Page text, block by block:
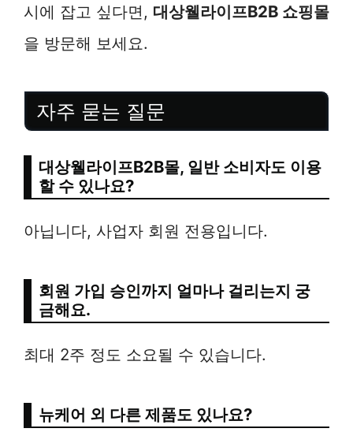
시에 잡고 싶다면, 대상웰라이프B2B 쇼핑몰
을 방문해 보세요.
자주 묻는 질문
대상웰라이프B2B몰, 일반 소비자도 이용
할 수 있나요?
아닙니다, 사업자 회원 전용입니다.
회원 가입 승인까지 얼마나 걸리는지 궁
금해요.
최대 2주 정도 소요될 수 있습니다.
뉴케어 외 다른 제품도 있나요?